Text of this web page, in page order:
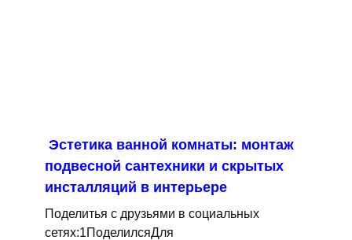
Эстетика ванной комнаты: монтаж
подвесной сантехники и скрытых
инсталляций в интерьере
Поделитья с друзьями в социальных
сетях:1ПоделилсяДля